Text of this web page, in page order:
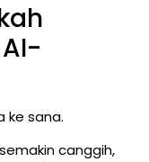
ke sana.
canggih,